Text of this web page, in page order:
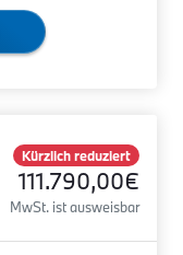
Kürzlich reduziert
111.790,00€
MwSt. ist ausweisbar